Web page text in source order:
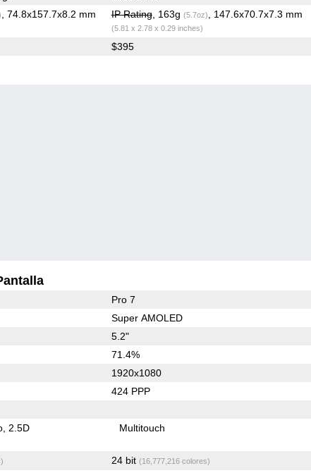
, 74.8x157.7x8.2 mm IP Rating, 163g (5.7oz) , 147.6x70.7x7.3 mm
(5.81 x 2.78 x 0.29 inches)
$395
Pro 7
Super AMOLED
5.2"
71.4%
1920x1080
424 PPP
2.5D Multitouch
24 bit (16,777,216 colores)